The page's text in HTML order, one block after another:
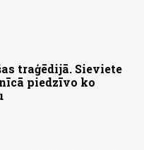
traģēdijā. Sieviete
piedzīvo ko